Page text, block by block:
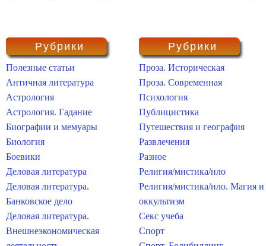
Рубрики
Полезные статьи
Античная литература
Астрология
Астрология. Гадание
Биографии и мемуары
Биология
Боевики
Деловая литература
Деловая литература.
Банковское дело
Деловая литература.
Внешнеэкономическая
Рубрики
Проза. Историческая
Проза. Современная
Психология
Публицистика
Путешествия и география
Развлечения
Разное
Религия/мистика/нло
Религия/мистика/нло. Магия и
оккультизм
Секс учеба
Спорт